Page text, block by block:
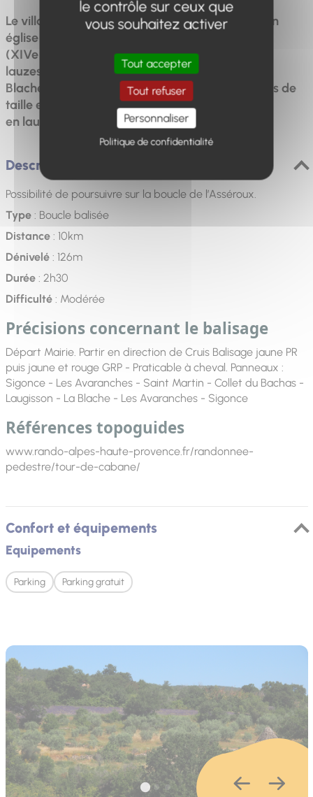
Le village de Sigonce est regroupé autour de son
église Saint-Claude
(XIVe - XVIe siècle) dont le toit est recouvert de
lauzes. Arrivée à La
Blache : magnifique hameau construit en pierres de
taille et toitures
en lauzes.
Description
Possibilité de poursuivre sur la boucle de l’Asséroux.
Type: Boucle balisée
Distance: 10km
Dénivelé: 126m
Durée: 2h30
Difficulté: Modérée
Précisions concernant le balisage
Départ Mairie. Partir en direction de Cruis Balisage jaune PR
puis jaune et rouge GRP - Praticable à cheval. Panneaux :
Sigonce - Les Avaranches - Saint Martin - Collet du Bachas -
Laugisson - La Blache - Les Avaranches - Sigonce
Références topoguides
www.rando-alpes-haute-provence.fr/randonnee-
pedestre/tour-de-cabane/
Confort et équipements
Equipements
Parking Parking gratuit
le contrôle sur ceux que
vous souhaitez activer
Tout accepter
Tout refuser
Personnaliser
Politique de confidentialité